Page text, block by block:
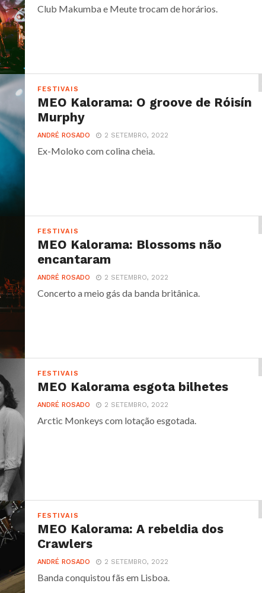
Club Makumba e Meute trocam de horários.
FESTIVAIS
MEO Kalorama: O groove de Róisín
Murphy
ANDRÉ ROSADO 2 SETEMBRO, 2022
Ex-Moloko com colina cheia.
FESTIVAIS
MEO Kalorama: Blossoms não
encantaram
ANDRÉ ROSADO 2 SETEMBRO, 2022
Concerto a meio gás da banda britânica.
FESTIVAIS
MEO Kalorama esgota bilhetes
ANDRÉ ROSADO 2 SETEMBRO, 2022
Arctic Monkeys com lotação esgotada.
FESTIVAIS
MEO Kalorama: A rebeldia dos
Crawlers
ANDRÉ ROSADO 2 SETEMBRO, 2022
Banda conquistou fãs em Lisboa.